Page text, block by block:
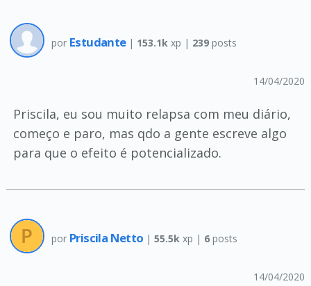
por Estudante | 153.1k xp | 239posts
14/04/2020
Priscila, eu sou muito relapsa com meu diário,
começo e paro, mas qdo a gente escreve algo
para que o efeito é potencializado.
por Priscila Netto | 55.5k xp | 6posts
14/04/2020